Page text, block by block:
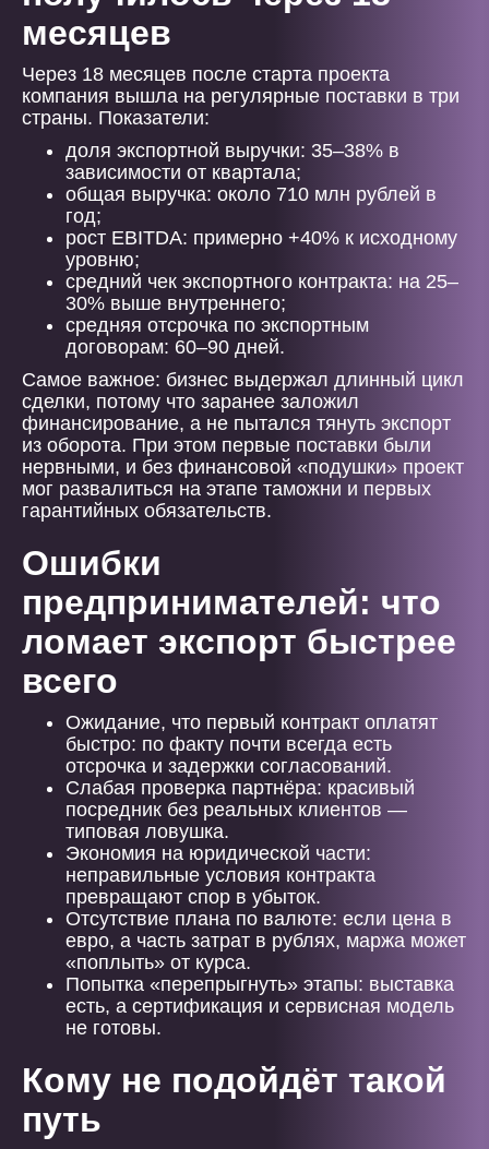
месяцев
Через 18 месяцев после старта проекта
компания вышла на регулярные поставки в три
страны. Показатели:
доля экспортной выручки: 35–38% в
зависимости от квартала;
общая выручка: около 710 млн рублей в
год;
рост EBITDA: примерно +40% к исходному
уровню;
средний чек экспортного контракта: на 25–
30% выше внутреннего;
средняя отсрочка по экспортным
договорам: 60–90 дней.
Самое важное: бизнес выдержал длинный цикл
сделки, потому что заранее заложил
финансирование, а не пытался тянуть экспорт
из оборота. При этом первые поставки были
нервными, и без финансовой «подушки» проект
мог развалиться на этапе таможни и первых
гарантийных обязательств.
Ошибки
предпринимателей: что
ломает экспорт быстрее
всего
Ожидание, что первый контракт оплатят
быстро: по факту почти всегда есть
отсрочка и задержки согласований.
Слабая проверка партнёра: красивый
посредник без реальных клиентов —
типовая ловушка.
Экономия на юридической части:
неправильные условия контракта
превращают спор в убыток.
Отсутствие плана по валюте: если цена в
евро, а часть затрат в рублях, маржа может
«поплыть» от курса.
Попытка «перепрыгнуть» этапы: выставка
есть, а сертификация и сервисная модель
не готовы.
Кому не подойдёт такой
путь